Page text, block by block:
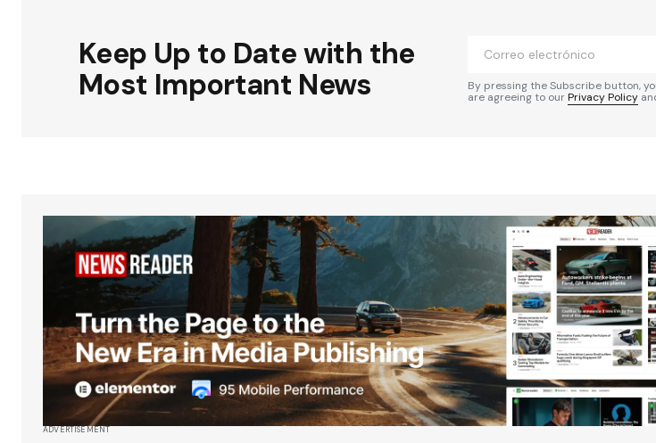
Keep Up to Date with the
Most Important News
By pressing the Subscribe button,
are agreeing to ourPrivacy Policy
ADVERTISEMENT